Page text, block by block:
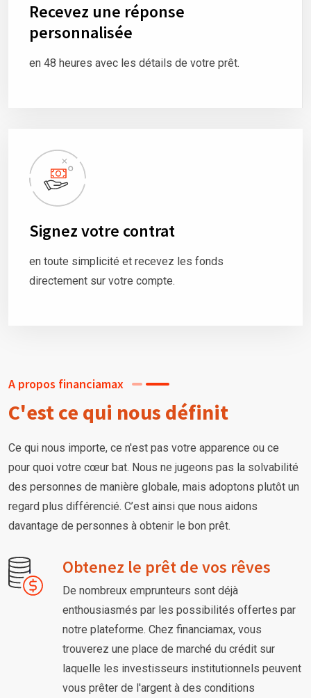
Recevez une réponse
personnalisée
en 48 heures avec les détails de votre prêt.
Signez votre contrat
en toute simplicité et recevez les fonds
directement sur votre compte.
A propos financiamax
C'est ce qui nous définit
Ce qui nous importe, ce n'est pas votre apparence ou ce
pour quoi votre cœur bat. Nous ne jugeons pas la solvabilité
des personnes de manière globale, mais adoptons plutôt un
regard plus différencié. C’est ainsi que nous aidons
davantage de personnes à obtenir le bon prêt.
Obtenez le prêt de vos rêves
De nombreux emprunteurs sont déjà
enthousiasmés par les possibilités offertes par
notre plateforme. Chez financiamax, vous
trouverez une place de marché du crédit sur
laquelle les investisseurs institutionnels peuvent
vous prêter de l'argent à des conditions